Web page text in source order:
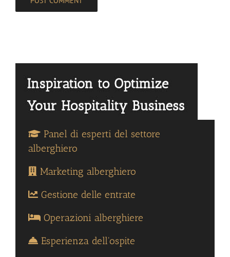
Panel di esperti del settore
alberghiero
Marketing alberghiero
Gestione delle entrate
Operazioni alberghiere
Esperienza dell'ospite